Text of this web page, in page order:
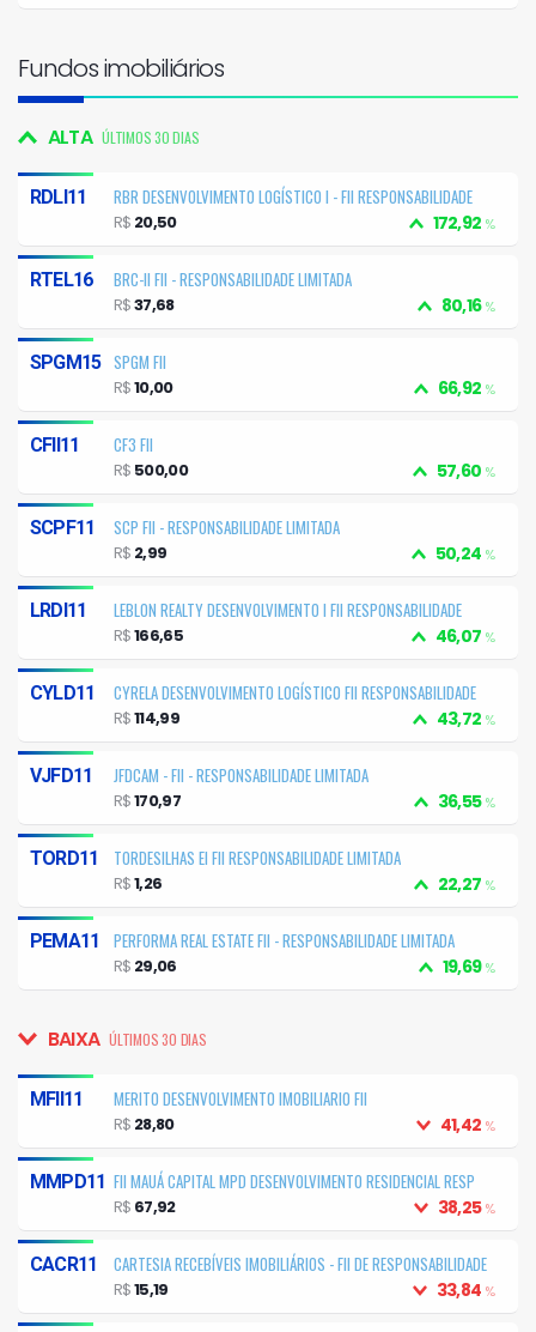
Fundos imobiliários
ALTA ÚLTIMOS 30 DIAS
RDLI11
RBR DESENVOLVIMENTO LOGÍSTICO I - FII RESPONSABILIDADE
LIMITADA
172,92 %
R$ 20,50
RTEL16
BRC-II FII - RESPONSABILIDADE LIMITADA
80,16%
R$37,68
SPGM15 SPGM FII
66,92 %
R$10,00
CFII11
CF3 FII
57,60 %
R$ 500,00
SCPF11
SCP FII - RESPONSABILIDADE LIMITADA
50,24 %
R$ 2,99
LRDI11
LEBLON REALTY DESENVOLVIMENTO I FII RESPONSABILIDADE
LIMITADA
46,07 %
R$166,65
CYLD11
CYRELA DESENVOLVIMENTO LOGÍSTICO FII RESPONSABILIDADE
LIMITADA
43,72 %
R$114,99
VJFD11
JFDCAM - FII - RESPONSABILIDADE LIMITADA
36,55%
R$170,97
TORD11
TORDESILHAS EI FII RESPONSABILIDADE LIMITADA
22,27 %
R$1,26
PEMA11
PERFORMA REAL ESTATE FII - RESPONSABILIDADE LIMITADA
19,69%
R$ 29,06
BAIXA ÚLTIMOS 30 DIAS
MFII11
MERITO DESENVOLVIMENTO IMOBILIARIO FII
41,42 %
R$ 28,80
MMPD11 FII MAUÁ CAPITAL MPD DESENVOLVIMENTO RESIDENCIAL RESP
LIMITADA
38,25%
R$ 67,92
CACR11
CARTESIA RECEBÍVEIS IMOBILIÁRIOS - FII DE RESPONSABILIDADE
LIMITADA
33,84 %
R$15,19